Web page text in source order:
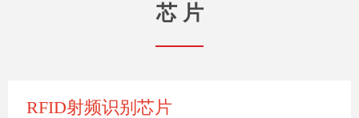
芯 片
RFID射频识别芯片